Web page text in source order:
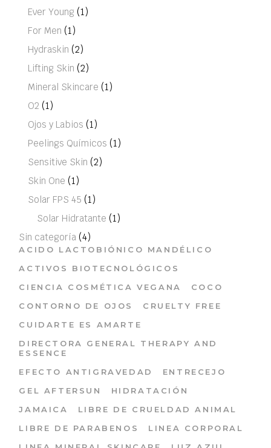
Ever Young (1)
For Men (1)
Hydraskin (2)
Lifting Skin (2)
Mineral Skincare (1)
O2 (1)
Ojos y Labios (1)
Peelings Químicos (1)
Sensitive Skin (2)
Skin One (1)
Solar FPS 45 (1)
Solar Hidratante (1)
Sin categoría (4)
ACIDO LACTOBIÓNICO MANDÉLICO
ACTIVOS BIOTECNOLÓGICOS
CIENCIA COSMÉTICA VEGANA
COCO
CONTORNO DE OJOS
CRUELTY FREE
CUIDARTE ES AMARTE
DIRECTORA GENERAL THERAPY AND
ESSENCE
EFECTO ANTIGRAVEDAD
ENTRECEJO
GEL AFTERSUN
HIDRATACIÓN
JAMAICA
LIBRE DE CRUELDAD ANIMAL
LIBRE DE PARABENOS
LINEA CORPORAL